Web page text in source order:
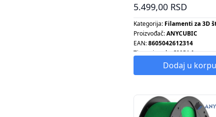
5.499,00 RSD
Kategorija: Filamenti za 3D
Proizvođač:ANYCUBIC
EAN:8605042612314
Tip proizvoda:SMOLA
Dodaj u korpu